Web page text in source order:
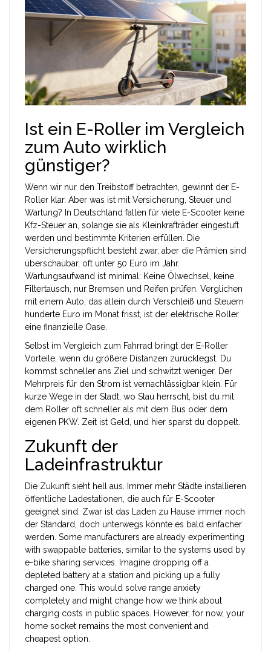
Ist ein E-Roller im Vergleich
zum Auto wirklich
günstiger?
Wenn wir nur den Treibstoff betrachten, gewinnt der E-
Roller klar. Aber was ist mit Versicherung, Steuer und
Wartung? In Deutschland fallen für viele E-Scooter keine
Kfz-Steuer an, solange sie als Kleinkrafträder eingestuft
werden und bestimmte Kriterien erfüllen. Die
Versicherungspflicht besteht zwar, aber die Prämien sind
überschaubar, oft unter 50 Euro im Jahr.
Wartungsaufwand ist minimal: Keine Ölwechsel, keine
Filtertausch, nur Bremsen und Reifen prüfen. Verglichen
mit einem Auto, das allein durch Verschleiß und Steuern
hunderte Euro im Monat frisst, ist der elektrische Roller
eine finanzielle Oase.
Selbst im Vergleich zum Fahrrad bringt der E-Roller
Vorteile, wenn du größere Distanzen zurücklegst. Du
kommst schneller ans Ziel und schwitzt weniger. Der
Mehrpreis für den Strom ist vernachlässigbar klein. Für
kurze Wege in der Stadt, wo Stau herrscht, bist du mit
dem Roller oft schneller als mit dem Bus oder dem
eigenen PKW. Zeit ist Geld, und hier sparst du doppelt.
Zukunft der
Ladeinfrastruktur
Die Zukunft sieht hell aus. Immer mehr Städte installieren
öffentliche Ladestationen, die auch für E-Scooter
geeignet sind. Zwar ist das Laden zu Hause immer noch
der Standard, doch unterwegs könnte es bald einfacher
werden. Some manufacturers are already experimenting
with swappable batteries, similar to the systems used by
e-bike sharing services. Imagine dropping off a
depleted battery at a station and picking up a fully
charged one. This would solve range anxiety
completely and might change how we think about
charging costs in public spaces. However, for now, your
home socket remains the most convenient and
cheapest option.